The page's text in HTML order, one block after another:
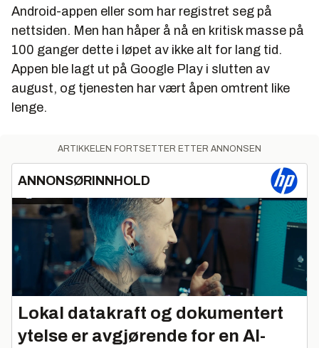
Android-appen eller som har registret seg på
nettsiden. Men han håper å nå en kritisk masse på
100 ganger dette i løpet av ikke alt for lang tid.
Appen ble lagt ut på Google Play i slutten av
august, og tjenesten har vært åpen omtrent like
lenge.
ARTIKKELEN FORTSETTER ETTER ANNONSEN
ANNONSØRINNHOLD
Lokal datakraft og dokumentert
ytelse er avgjørende for en AI-